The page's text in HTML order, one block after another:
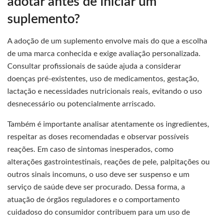
suplemento?
A adoção de um suplemento envolve mais do que a escolha
de uma marca conhecida e exige avaliação personalizada.
Consultar profissionais de saúde ajuda a considerar
doenças pré-existentes, uso de medicamentos, gestação,
lactação e necessidades nutricionais reais, evitando o uso
desnecessário ou potencialmente arriscado.
Também é importante analisar atentamente os ingredientes,
respeitar as doses recomendadas e observar possíveis
reações. Em caso de sintomas inesperados, como
alterações gastrointestinais, reações de pele, palpitações ou
outros sinais incomuns, o uso deve ser suspenso e um
serviço de saúde deve ser procurado. Dessa forma, a
atuação de órgãos reguladores e o comportamento
cuidadoso do consumidor contribuem para um uso de